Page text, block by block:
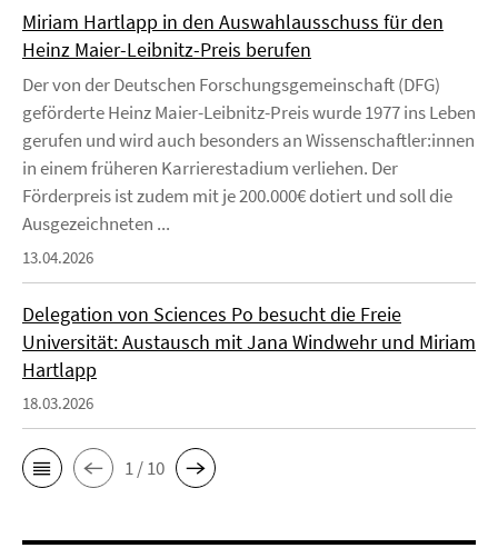
Miriam Hartlapp in den Auswahlausschuss für den
Heinz Maier-Leibnitz-Preis berufen
Der von der Deutschen Forschungsgemeinschaft (DFG)
geförderte Heinz Maier-Leibnitz-Preis wurde 1977 ins Leben
gerufen und wird auch besonders an Wissenschaftler:innen
in einem früheren Karrierestadium verliehen. Der
Förderpreis ist zudem mit je 200.000€ dotiert und soll die
Ausgezeichneten ...
13.04.2026
Delegation von Sciences Po besucht die Freie
Universität: Austausch mit Jana Windwehr und Miriam
Hartlapp
18.03.2026
1 / 10